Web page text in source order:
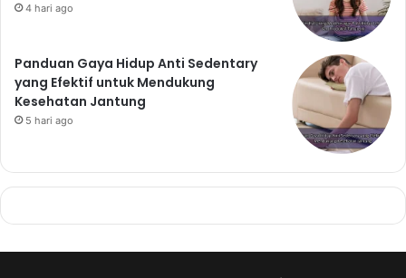
4 hari ago
Panduan Gaya Hidup Anti Sedentary
yang Efektif untuk Mendukung
Kesehatan Jantung
5 hari ago